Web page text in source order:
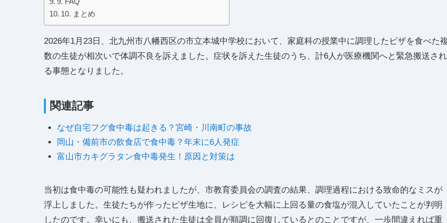
10. まとめ
2026年1月23日、北九州市八幡西区の市立本城中学校において、家庭科の授業中に調理したピザを食べた
数の生徒が相次いで体調不良を訴えました。症状を訴えた生徒のうち、計6人が医療機関へと緊急搬送され
る事態となりました。
関連記事
なぜ自宅フグ食中毒は起きる？宮崎・川南町の事故
岡山・備前市の飲食店で食中毒？年末に6人発症
富山市カキグラタン食中毒発生！原因と対策は
当初は食中毒の可能性も疑われましたが、市教育委員会の調査の結果、調理過程における致命的なミスが
浮上しました。生徒たちが作ったピザ生地に、レシピを大幅に上回る量の食塩が混入していたことが判明
したのです。幸いにも、搬送された生徒は全員が順調に回復しているとのことですが、一歩間違えれば重